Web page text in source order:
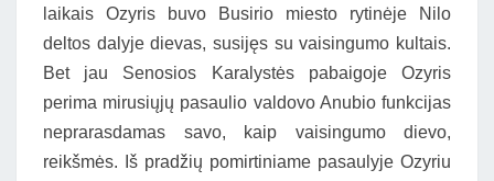
laikais Ozyris buvo Busirio miesto rytinėje Nilo
deltos dalyje dievas, susijęs su vaisingumo kultais.
Bet jau Senosios Karalystės pabaigoje Ozyris
perima mirusiųjų pasaulio valdovo Anubio funkcijas
neprarasdamas savo, kaip vaisingumo dievo,
reikšmės. Iš pradžių pomirtiniame pasaulyje Ozyriu